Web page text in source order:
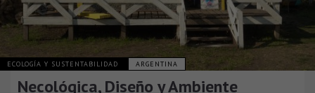
ECOLOGÍA Y SUSTENTABILIDAD ARGENTINA
Necológica, Diseño y Ambiente